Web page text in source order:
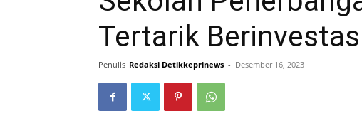
Tertarik
Penulis Redaksi Detikkeprinews - Desember 16, 2023